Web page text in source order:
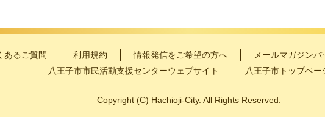
あるご質問 利用規約 情報発信をご希望の方へ メールマガジンバ
八王子市市民活動支援センターウェブサイト
八王子市トップペー
Copyright (C) Hachioji-City. All Rights Reserved.